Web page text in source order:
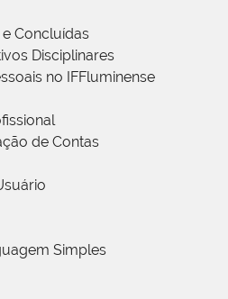
Concluídas
Disciplinares
no IFFluminense
de Contas
Simples